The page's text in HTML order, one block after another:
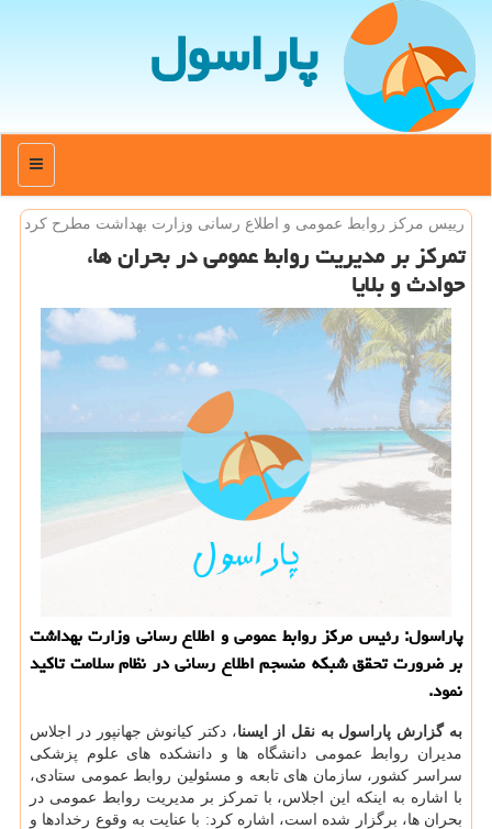
پاراسول
منو
رییس مركز روابط عمومی و اطلاع رسانی وزارت بهداشت مطرح كرد
تمركز بر مدیریت روابط عمومی در بحران ها،
حوادث و بلایا
پاراسول: رئیس مركز روابط عمومی و اطلاع رسانی وزارت بهداشت
بر ضرورت تحقق شبكه منسجم اطلاع رسانی در نظام سلامت تاكید
نمود.
به گزارش پاراسول به نقل از ایسنا، دكتر كیانوش جهانپور در اجلاس
مدیران روابط عمومی دانشگاه ها و دانشكده های علوم پزشكی
سراسر كشور، سازمان های تابعه و مسئولین روابط عمومی ستادی،
با اشاره به اینكه این اجلاس، با تمركز بر مدیریت روابط عمومی در
بحران ها، برگزار شده است، اشاره كرد: با عنایت به وقوع رخدادها و